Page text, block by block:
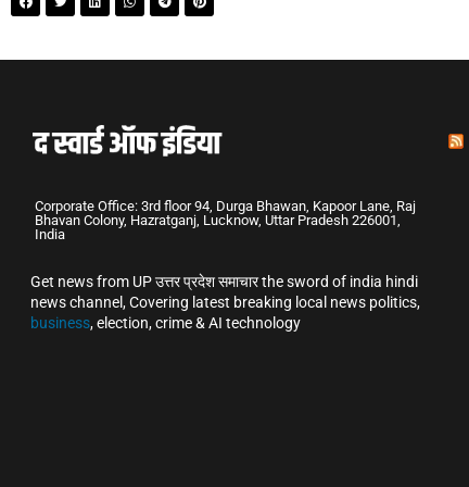
Corporate Office: 3rd floor 94, Durga Bhawan, Kapoor Lane, Raj
Bhavan Colony, Hazratganj, Lucknow, Uttar Pradesh 226001,
India
Get news from UP उत्तर प्रदेश समाचार the sword of india hindi
news channel, Covering latest breaking local news politics,
business, election, crime & AI technology